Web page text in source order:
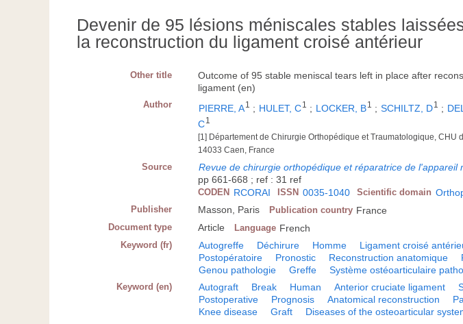
Devenir de 95 lésions méniscales stables
la reconstruction du ligament croisé antérieur
Other title
Outcome of 95 stable meniscal tears left in place after
ligament (en)
Author PIERRE, A1 ; HULET, C1 ; LOCKER, B1 ; SCHILTZ, D1 ;
C1
[1] Département de Chirurgie Orthopédique et Traumatologique, CHU
14033 Caen, France
Source Revue de chirurgie orthopédique et réparatrice de l'appareil
pp 661-668 ; ref : 31 ref
CODEN RCORAI ISSN 0035-1040 Scientific domain
Publisher Masson, Paris Publication country France
Document type Article Language French
Keyword (fr) Autogreffe Déchirure Homme Ligament croisé
Postopératoire
Pronostic Reconstruction anatomique
Genou pathologie
Greffe Système ostéoarticulaire
Keyword (en) Autograft Break Human Anterior cruciate ligament
Postoperative
Prognosis Anatomical reconstruction
Knee disease
Graft Diseases of the osteoarticular